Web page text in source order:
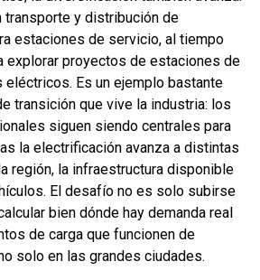
transporte y distribución de
estaciones de servicio, al tiempo
explorar proyectos de estaciones de
eléctricos. Es un ejemplo bastante
transición que vive la industria: los
siguen siendo centrales para
la electrificación avanza a distintas
región, la infraestructura disponible
El desafío no es solo subirse
bien dónde hay demanda real
de carga que funcionen de
solo en las grandes ciudades.